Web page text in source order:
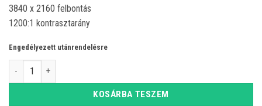
3840 x 2160 felbontás
1200:1 kontrasztarány
Engedélyezett utánrendelésre
Sony Bravia FW-65BZ30L professzionális kijelző mennyiség
KOSÁRBA TESZEM